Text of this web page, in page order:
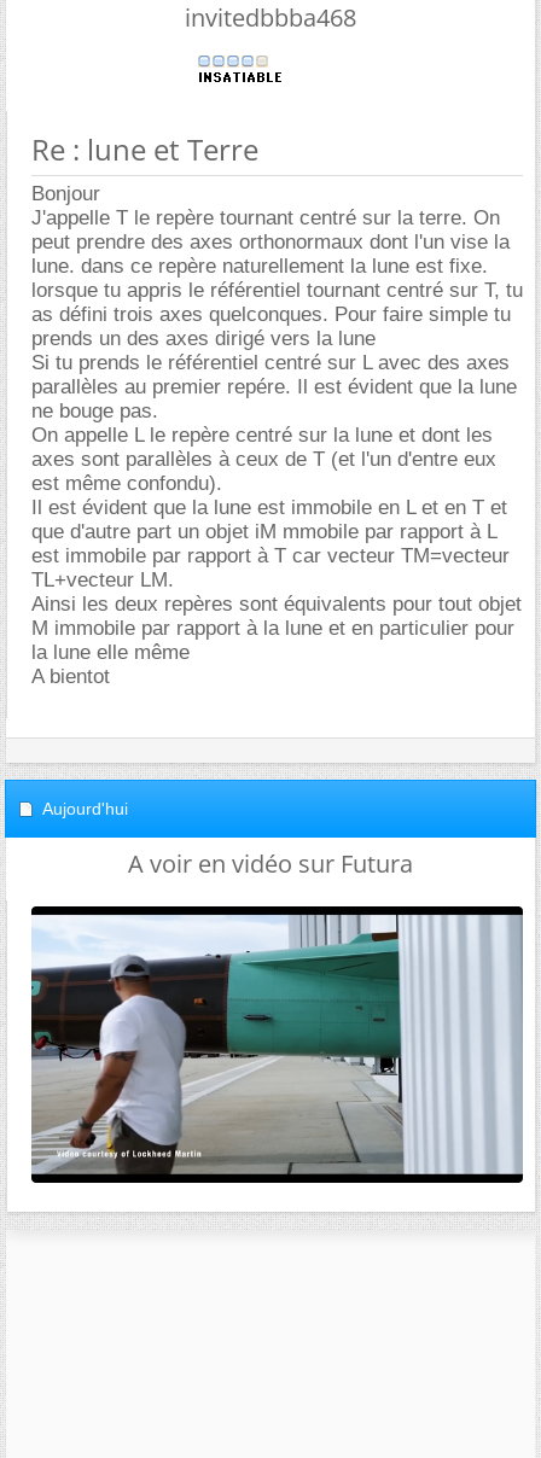
invitedbbba468
Re : lune et Terre
Bonjour
J'appelle T le repère tournant centré sur la terre. On
peut prendre des axes orthonormaux dont l'un vise la
lune. dans ce repère naturellement la lune est fixe.
lorsque tu appris le référentiel tournant centré sur T, tu
as défini trois axes quelconques. Pour faire simple tu
prends un des axes dirigé vers la lune
Si tu prends le référentiel centré sur L avec des axes
parallèles au premier repére. Il est évident que la lune
ne bouge pas.
On appelle L le repère centré sur la lune et dont les
axes sont parallèles à ceux de T (et l'un d'entre eux
est même confondu).
Il est évident que la lune est immobile en L et en T et
que d'autre part un objet iM mmobile par rapport à L
est immobile par rapport à T car vecteur TM=vecteur
TL+vecteur LM.
Ainsi les deux repères sont équivalents pour tout objet
M immobile par rapport à la lune et en particulier pour
la lune elle même
A bientot
Aujourd'hui
A voir en vidéo sur Futura